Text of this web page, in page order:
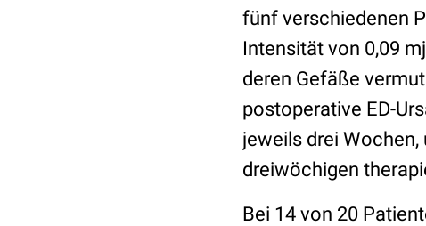
fünf verschiedenen
Intensität von 0,09
deren Gefäße
postoperative ED-
jeweils drei
dreiwöchigen
Bei 14 von 20